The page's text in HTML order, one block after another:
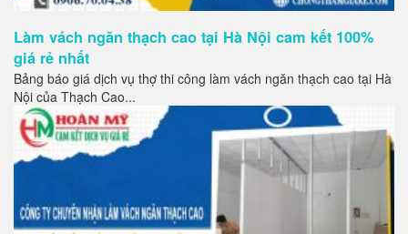
Làm vách ngăn thạch cao tại Hà Nội cam kết 100%
giá rẻ nhất
Bảng báo giá dịch vụ thợ thi công làm vách ngăn thạch cao tại Hà
Nội của Thạch Cao...